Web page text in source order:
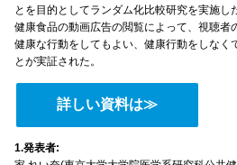
とを目的としてランダム化比較研究を実施し
健康食品の動画広告の閲覧によって、視聴者
健康な行動をしてもよい、健康行動をしなく
とが実証された。
詳しい資料は≫
1.発表者: